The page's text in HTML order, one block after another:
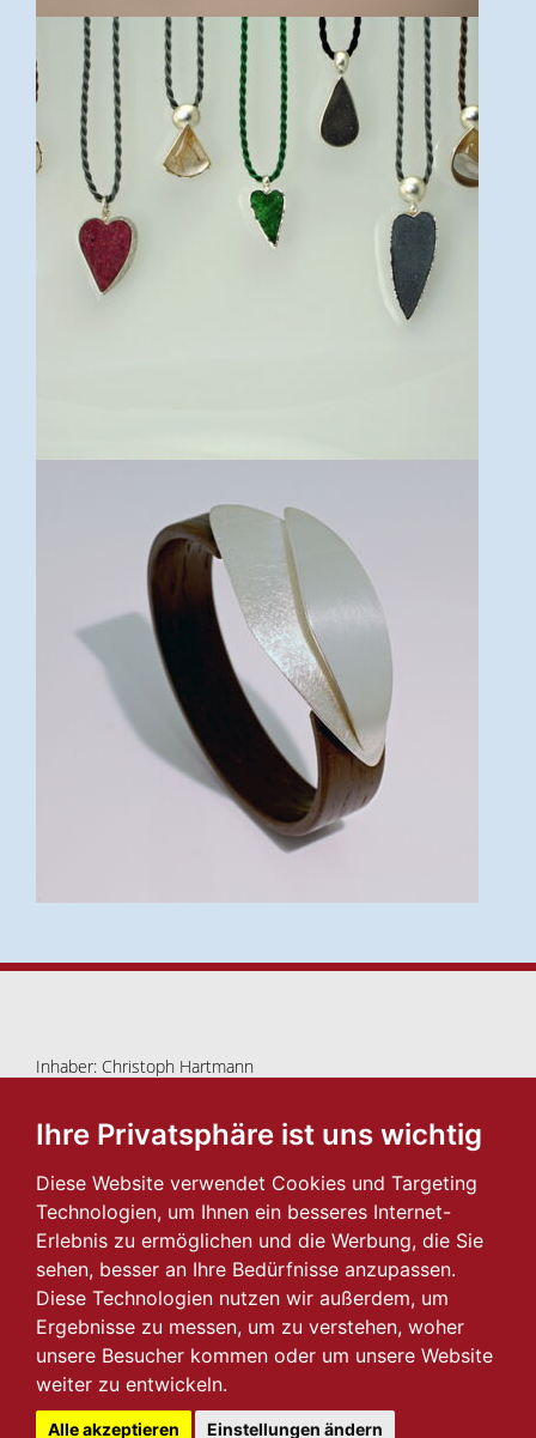
Ihre Privatsphäre ist uns wichtig
Diese Website verwendet Cookies und Targeting
Technologien, um Ihnen ein besseres Internet-
Erlebnis zu ermöglichen und die Werbung, die Sie
sehen, besser an Ihre Bedürfnisse anzupassen.
Diese Technologien nutzen wir außerdem, um
Ergebnisse zu messen, um zu verstehen, woher
unsere Besucher kommen oder um unsere Website
weiter zu entwickeln.
Alle akzeptieren Einstellungen ändern
Inhaber: Christoph Hartmann
089/18 44 65
ImpressumIDatenschutz
Navigation
Schmuckimpressionen
Trauringwelten
Zeit für Uhren
2026 © Herzkönig